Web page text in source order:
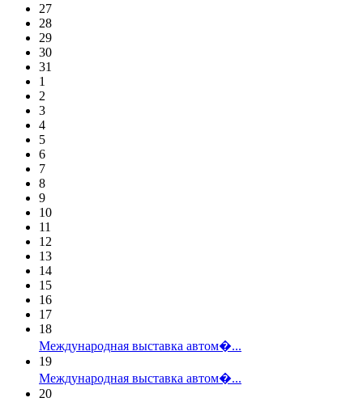
27
28
29
30
31
1
2
3
4
5
6
7
8
9
10
11
12
13
14
15
16
17
18
Международная выставка автом�...
19
Международная выставка автом�...
20